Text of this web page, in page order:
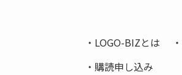
LOGO-BIZとは
購読申し込み